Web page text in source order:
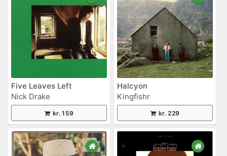
Five Leaves Left
Nick Drake
kr. 159
Halcyon
Kingfishr
kr. 229